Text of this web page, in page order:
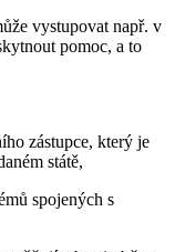
vystupovat např. v
pomoc, a to
zástupce, který je
státě,
spojených s